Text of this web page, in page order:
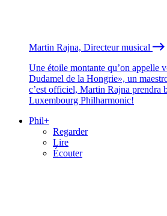
Martin Rajna, Directeur musical
Une étoile montante qu’on appelle
Dudamel de la Hongrie», un
c’est officiel, Martin Rajna prendra
Luxembourg Philharmonic!
Phil+
Regarder
Lire
Écouter